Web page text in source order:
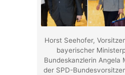
Horst Seehofer,
bayerischer
Bundeskanzlerin Angela
der SPD-